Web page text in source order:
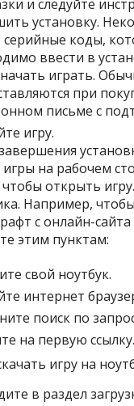
и следуйте
установку.
коды,
ввести в
играть.
при
письме с
игру.
игры на рабочем
чтобы открыть
Например,
с онлайн-сайта
этим пунктам:
свой ноутбук.
интернет
поиск по
на первую ссылку.
в раздел